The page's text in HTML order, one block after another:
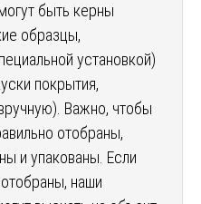
быть керны
образцы,
установкой)
покрытия,
Важно, чтобы
отобраны,
и упакованы. Если
наши